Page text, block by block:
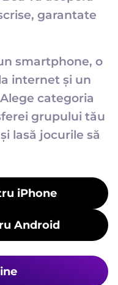
garantate
smartphone, o
internet și un
categoria
grupului tău
lasă jocurile să
iPhone
Android